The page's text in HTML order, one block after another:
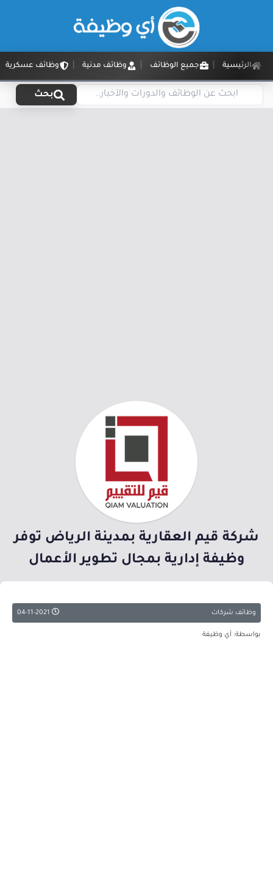
الرئيسية جميع الوظائف وظائف مدنية وظائف عسكرية
بحث
شركة قيم العقارية بمدينة الرياض توفر
وظيفة إدارية بمجال تطوير الأعمال
وظائف شركات
بواسطة: أي وظيفة